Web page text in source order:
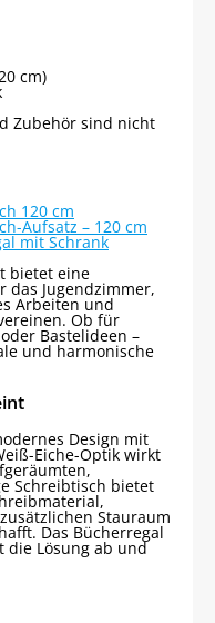
cm)
Zubehör sind nicht
120 cm
Aufsatz – 120 cm
mit Schrank
bietet eine
Jugendzimmer,
Arbeiten und
Ob für
Bastelideen –
und harmonische
Design mit
Eiche-Optik wirkt
Schreibtisch bietet
Stauraum
Das Bücherregal
die Lösung ab und